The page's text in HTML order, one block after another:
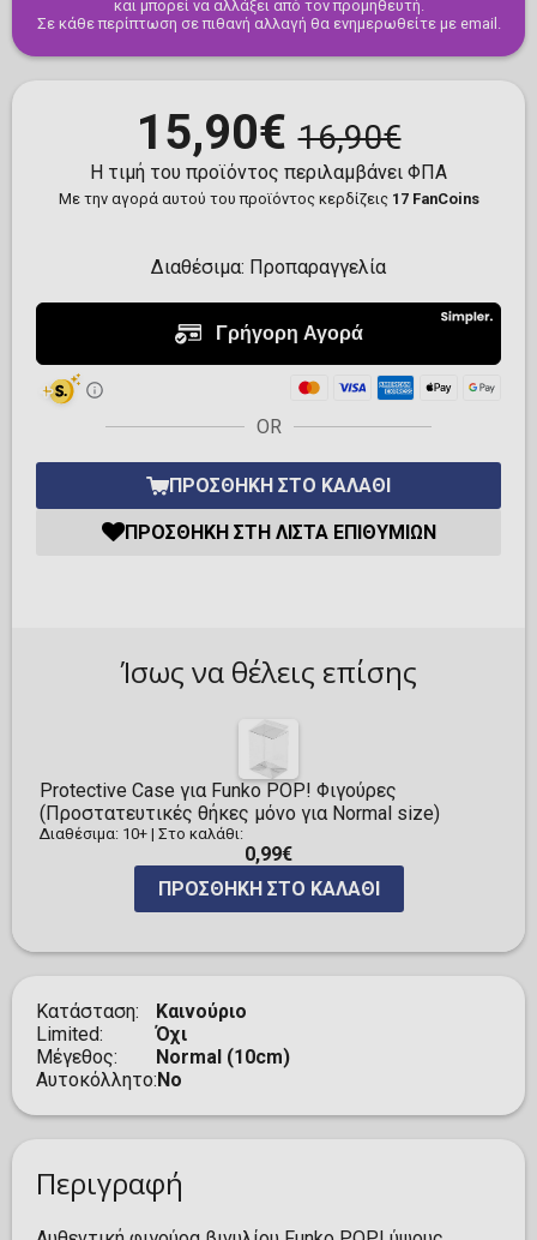
και μπορεί να αλλάξει από τον προμηθευτή.
Σε κάθε περίπτωση σε πιθανή αλλαγή θα ενημερωθείτε με email.
15,90€ 16,90€
Η τιμή του προϊόντος περιλαμβάνει ΦΠΑ
Με την αγορά αυτού του προϊόντος κερδίζεις 17 FanCoins
Διαθέσιμα: Προπαραγγελία
OR
ΠΡΟΣΘΉΚΗ ΣΤΟ ΚΑΛΆΘΙ
ΠΡΟΣΘΉΚΗ ΣΤΗ ΛΊΣΤΑ ΕΠΙΘΥΜΙΏΝ
Ίσως να θέλεις επίσης
Protective Case για Funko POP! Φιγούρες
(Προστατευτικές θήκες μόνο για Normal size)
Διαθέσιμα: 10+ | Στο καλάθι:
0,99€
ΠΡΟΣΘΉΚΗ ΣΤΟ ΚΑΛΆΘΙ
Κατάσταση
Καινούριο
Limited
Όχι
Μέγεθος
Normal (10cm)
Αυτοκόλλητο No
Περιγραφή